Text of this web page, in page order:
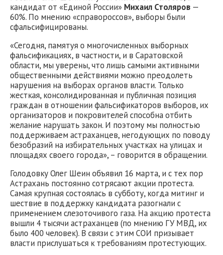
кандидат от «Единой России» Михаил Столяров —
60%. По мнению «справороссов», выборы были
сфальсифицированы.
«Сегодня, памятуя о многочисленных выборных
фальсификациях, в частности, и в Саратовской
области, мы уверены, что лишь самыми активными
общественными действиями можно преодолеть
нарушения на выборах органов власти. Только
жесткая, консолидированная и публичная позиция
граждан в отношении фальсификаторов выборов, их
организаторов и покровителей способна отбить
желание нарушать закон. И поэтому мы полностью
поддерживаем астраханцев, негодующих по поводу
безобразий на избирательных участках на улицах и
площадях своего города», – говорится в обращении.
Голодовку Олег Шеин объявил 16 марта, и с тех пор
Астрахань постоянно сотрясают акции протеста.
Самая крупная состоялась в субботу, когда митинг и
шествие в поддержку кандидата разогнали с
применением слезоточивого газа. На акцию протеста
вышли 4 тысячи астраханцев (по мнению ГУ МВД, их
было 400 человек). В связи с этим СОИ призывает
власти прислушаться к требованиям протестующих.